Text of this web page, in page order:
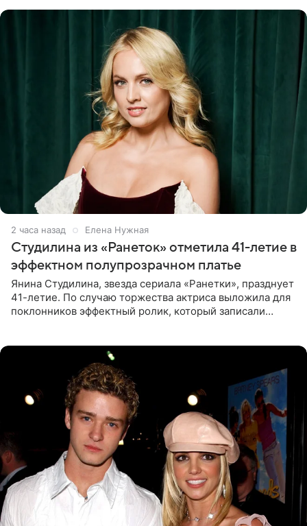
2 часа назад Елена Нужная
Студилина из «Ранеток» отметила 41-летие в
эффектном полупрозрачном платье
Янина Студилина, звезда сериала «Ранетки», празднует
41-летие. По случаю торжества актриса выложила для
поклонников эффектный ролик, который записали